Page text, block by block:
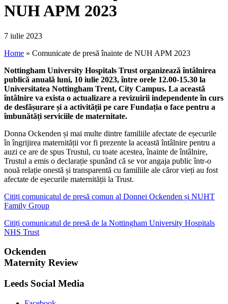
NUH APM 2023
7 iulie 2023
Home » Comunicate de presă înainte de NUH APM 2023
Nottingham University Hospitals Trust organizează întâlnirea
publică anuală luni, 10 iulie 2023, între orele 12.00-15.30 la
Universitatea Nottingham Trent, City Campus. La această
întâlnire va exista o actualizare a revizuirii independente în curs
de desfășurare și a activității pe care Fundația o face pentru a
îmbunătăți serviciile de maternitate.
Donna Ockenden și mai multe dintre familiile afectate de eșecurile
în îngrijirea maternității vor fi prezente la această întâlnire pentru a
auzi ce are de spus Trustul, cu toate acestea, înainte de întâlnire,
Trustul a emis o declarație spunând că se vor angaja public într-o
nouă relație onestă și transparentă cu familiile ale căror vieți au fost
afectate de eșecurile maternității la Trust.
Citiți comunicatul de presă comun al Donnei Ockenden și NUHT
Family Group
Citiți comunicatul de presă de la Nottingham University Hospitals
NHS Trust
Ockenden
Maternity Review
Leeds Social Media